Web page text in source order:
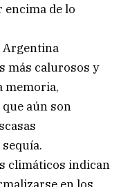
de lo
Argentina
más calurosos y
memoria,
aún son
climáticos indican